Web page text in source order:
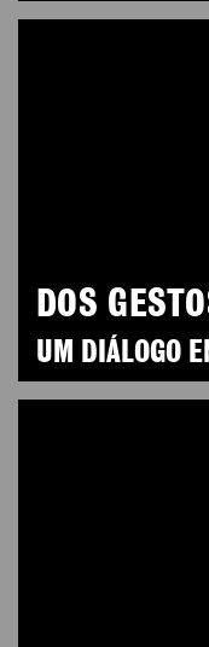
DOS
UM DIÁLOGO